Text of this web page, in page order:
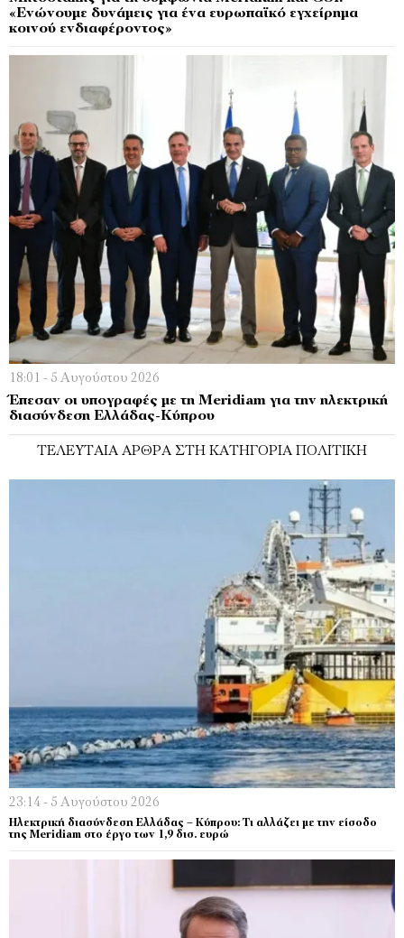
«Ενώνουμε δυνάμεις για ένα ευρωπαϊκό εγχείρημα
κοινού ενδιαφέροντος»
18:01 - 5 Αυγούστου 2026
Έπεσαν οι υπογραφές με τη Meridiam για την ηλεκτρική
διασύνδεση Ελλάδας-Κύπρου
ΤΕΛΕΥΤΑΊΑ ΆΡΘΡΑ ΣΤΗ ΚΑΤΗΓΟΡΊΑ ΠΟΛΙΤΙΚΉ
23:14 - 5 Αυγούστου 2026
Ηλεκτρική διασύνδεση Ελλάδας – Κύπρου: Τι αλλάζει με την είσοδο
της Meridiam στο έργο των 1,9 δισ. ευρώ